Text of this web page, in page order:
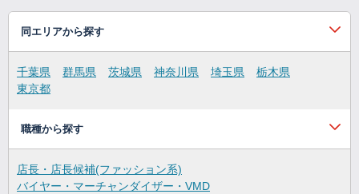
同エリアから探す
千葉県 群馬県 茨城県 神奈川県 埼玉県
栃木県
東京都
職種から探す
店長・店長候補(ファッション系)
バイヤー・マーチャンダイザー・VMD